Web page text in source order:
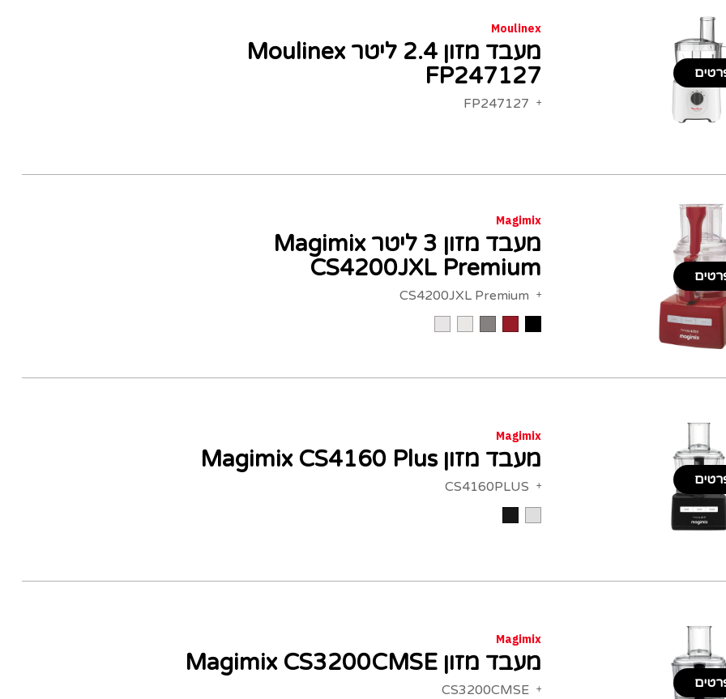
Moulinex
מעבד מזון 2.4 ליטר Moulinex
FP247127
FP247127
Magimix
מעבד מזון 3 ליטר Magimix
CS4200JXL Premium
CS4200JXL Premium
Magimix
מעבד מזון Magimix CS4160 Plus
CS4160PLUS
Magimix
מעבד מזון Magimix CS3200CMSE
CS3200CMSE